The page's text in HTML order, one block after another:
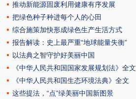
推动新能源固废利用健康有序发展
把绿色种子种进每个人的心田
综合施策加快形成绿色生产生活方式
报告解读：史上最严重“地球能量失衡”
以法典之智守护好美丽中国
《中华人民共和国国家发展规划法》全文
《中华人民共和国生态环境法典》全文
这些提法，“点”绿美丽中国新图景